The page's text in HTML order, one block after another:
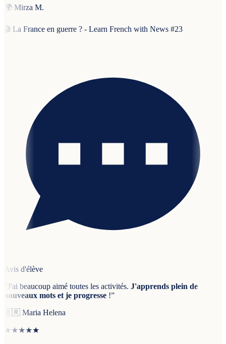
🌍 Mirza M.
🎬 La France en guerre ? - Learn French with News #23
Avis d'élève
J'ai beaucoup aimé toutes les activités. J'apprends plein de
nouveaux mots et je progresse !”
🇧🇷 Maria Helena
★★★★★